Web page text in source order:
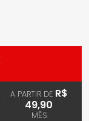
A PARTIR DE R$
49,90
MÊS